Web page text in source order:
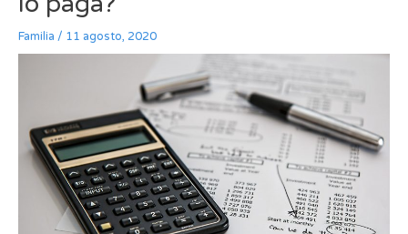
Familia / 11 agosto, 2020